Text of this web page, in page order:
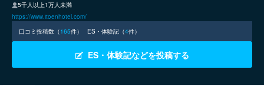
5千人以上1万人未満
https://www.itoenhotel.com/
口コミ投稿数（165件） ES・体験記（4件）
ES・体験記などを投稿する